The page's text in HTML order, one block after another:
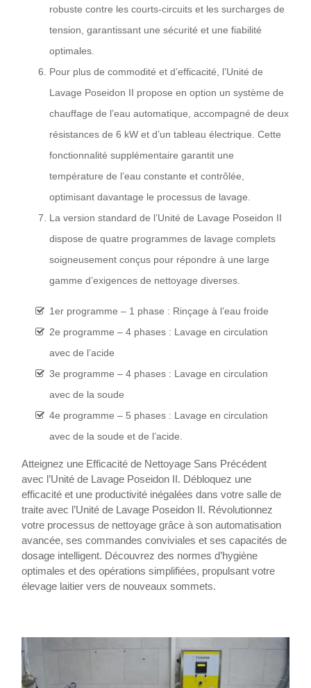
robuste contre les courts-circuits et les surcharges de
tension, garantissant une sécurité et une fiabilité
optimales.
Pour plus de commodité et d’efficacité, l’Unité de
Lavage Poseidon II propose en option un système de
chauffage de l’eau automatique, accompagné de deux
résistances de 6 kW et d’un tableau électrique. Cette
fonctionnalité supplémentaire garantit une
température de l’eau constante et contrôlée,
optimisant davantage le processus de lavage.
La version standard de l’Unité de Lavage Poseidon II
dispose de quatre programmes de lavage complets
soigneusement conçus pour répondre à une large
gamme d’exigences de nettoyage diverses.
1er programme – 1 phase : Rinçage à l’eau froide
2e programme – 4 phases : Lavage en circulation
avec de l’acide
3e programme – 4 phases : Lavage en circulation
avec de la soude
4e programme – 5 phases : Lavage en circulation
avec de la soude et de l’acide.
Atteignez une Efficacité de Nettoyage Sans Précédent
avec l’Unité de Lavage Poseidon II. Débloquez une
efficacité et une productivité inégalées dans votre salle de
traite avec l’Unité de Lavage Poseidon II. Révolutionnez
votre processus de nettoyage grâce à son automatisation
avancée, ses commandes conviviales et ses capacités de
dosage intelligent. Découvrez des normes d’hygiène
optimales et des opérations simplifiées, propulsant votre
élevage laitier vers de nouveaux sommets.